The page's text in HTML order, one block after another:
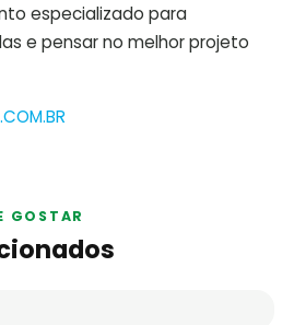
especializado para
e pensar no melhor projeto
GOSTAR